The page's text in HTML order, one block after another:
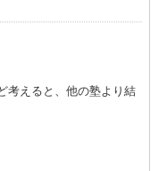
考えると、他の塾より結